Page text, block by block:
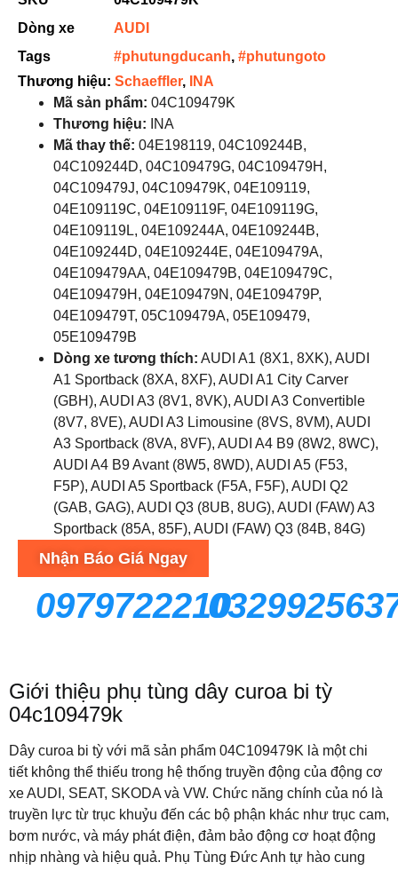
Dòng xe
AUDI
Tags
#phutungducanh, #phutungoto
Thương hiệu: Schaeffler,
INA
Mã sản phẩm: 04C109479K
Thương hiệu: INA
Mã thay thế: 04E198119, 04C109244B,
04C109244D, 04C109479G, 04C109479H,
04C109479J, 04C109479K, 04E109119,
04E109119C, 04E109119F, 04E109119G,
04E109119L, 04E109244A, 04E109244B,
04E109244D, 04E109244E, 04E109479A,
04E109479AA, 04E109479B, 04E109479C,
04E109479H, 04E109479N, 04E109479P,
04E109479T, 05C109479A, 05E109479,
05E109479B
Dòng xe tương thích: AUDI A1 (8X1, 8XK), AUDI
A1 Sportback (8XA, 8XF), AUDI A1 City Carver
(GBH), AUDI A3 (8V1, 8VK), AUDI A3 Convertible
(8V7, 8VE), AUDI A3 Limousine (8VS, 8VM), AUDI
A3 Sportback (8VA, 8VF), AUDI A4 B9 (8W2, 8WC),
AUDI A4 B9 Avant (8W5, 8WD), AUDI A5 (F53,
F5P), AUDI A5 Sportback (F5A, F5F), AUDI Q2
(GAB, GAG), AUDI Q3 (8UB, 8UG), AUDI (FAW) A3
Sportback (85A, 85F), AUDI (FAW) Q3 (84B, 84G)
Nhận Báo Giá Ngay
0979722210
Giới thiệu phụ tùng dây curoa bi tỳ
04c109479k
Dây curoa bi tỳ với mã sản phẩm 04C109479K là một chi
tiết không thể thiếu trong hệ thống truyền động của động cơ
xe AUDI, SEAT, SKODA và VW. Chức năng chính của nó là
truyền lực từ trục khuỷu đến các bộ phận khác như trục cam,
bơm nước, và máy phát điện, đảm bảo động cơ hoạt động
nhịp nhàng và hiệu quả. Phụ Tùng Đức Anh tự hào cung